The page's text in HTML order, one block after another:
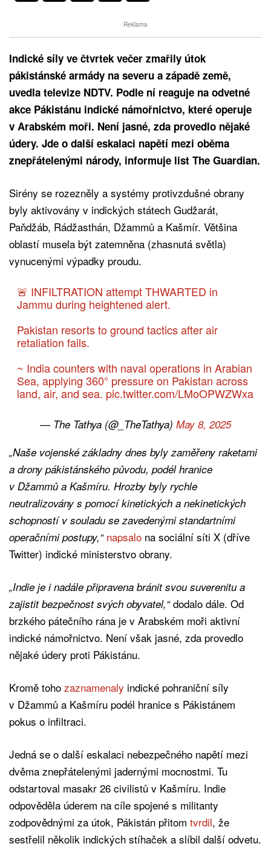
Reklama
Indické síly ve čtvrtek večer zmařily útok
pákistánské armády na severu a západě země,
uvedla televize NDTV. Podle ní reaguje na odvetné
akce Pákistánu indické námořnictvo, které operuje
v Arabském moři. Není jasné, zda provedlo nějaké
údery. Jde o další eskalaci napětí mezi oběma
znepřátelenými národy, informuje list The Guardian.
Sirény se rozezněly a systémy protivzdušné obrany
byly aktivovány v indických státech Gudžarát,
Paňdžáb, Rádžasthán, Džammů a Kašmír. Většina
oblastí musela být zatemněna (zhasnutá světla)
vynucenými výpadky proudu.
🚨 INFILTRATION attempt THWARTED in
Jammu during heightened alert.
Pakistan resorts to ground tactics after air
retaliation fails.
~ India counters with naval operations in Arabian
Sea, applying 360° pressure on Pakistan across
land, air, and sea. pic.twitter.com/LMoOPWZWxa
— The Tathya (@_TheTathya) May 8, 2025
„Naše vojenské základny dnes byly zaměřeny raketami
a drony pákistánského původu, podél hranice
v Džammů a Kašmíru. Hrozby byly rychle
neutralizovány s pomocí kinetických a nekinetických
schopností v souladu se zavedenými standartními
operačními postupy,“ napsalo na sociální síti X (dříve
Twitter) indické ministerstvo obrany.
„Indie je i nadále připravena bránit svou suverenitu a
zajistit bezpečnost svých obyvatel,“dodalo dále. Od
brzkého pátečního rána je v Arabském moři aktivní
indické námořnictvo. Není však jasné, zda provedlo
nějaké údery proti Pákistánu.
Kromě toho zaznamenaly indické pohraniční síly
v Džammů a Kašmíru podél hranice s Pákistánem
pokus o infiltraci.
Jedná se o další eskalaci nebezpečného napětí mezi
dvěma znepřátelenými jadernými mocnostmi. Tu
odstartoval masakr 26 civilistů v Kašmíru. Indie
odpověděla úderem na cíle spojené s militanty
zodpovědnými za útok, Pákistán přitom tvrdil, že
sestřelil několik indických stíhaček a slíbil další odvetu.